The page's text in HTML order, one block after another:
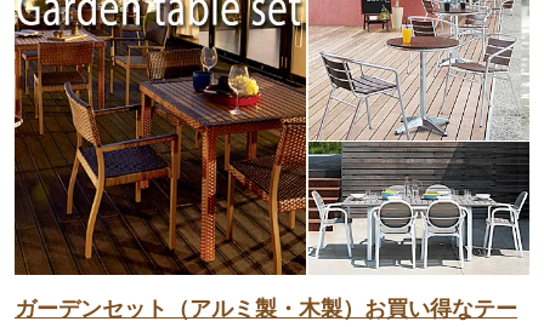
ガーデンセット（アルミ製・木製）お買い得なテー